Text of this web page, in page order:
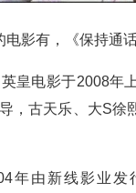
影有，《保持通话
英皇电影于2008年
，古天乐、大S徐
年由新线影业发